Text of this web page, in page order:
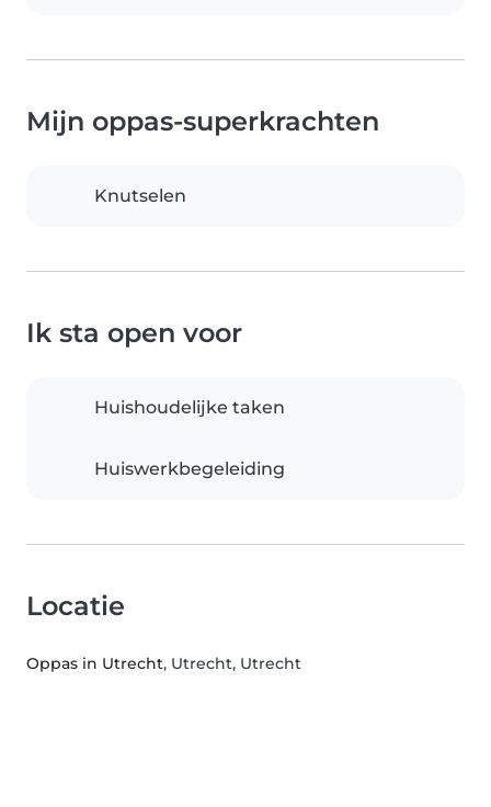
Mijn oppas-superkrachten
Knutselen
Ik sta open voor
Huishoudelijke taken
Huiswerkbegeleiding
Locatie
Oppas in Utrecht, Utrecht, Utrecht